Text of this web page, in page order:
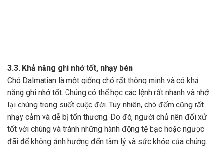
3.3. Khả năng ghi nhớ tốt, nhạy bén
Chó Dalmatian là một giống chó rất thông minh và có khả
năng ghi nhớ tốt. Chúng có thể học các lệnh rất nhanh và nhớ
lại chúng trong suốt cuộc đời. Tuy nhiên, chó đốm cũng rất
nhạy cảm và dễ bị tổn thương. Do đó, người chủ nên đối xử
tốt với chúng và tránh những hành động tệ bạc hoặc ngược
đãi để không ảnh hưởng đến tâm lý và sức khỏe của chúng.